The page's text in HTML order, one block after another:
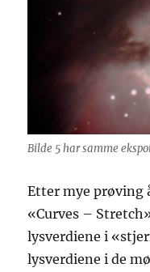
Bilde 5 har samme
Etter mye prøving
«Curves –
lysverdiene i
lysverdiene i de